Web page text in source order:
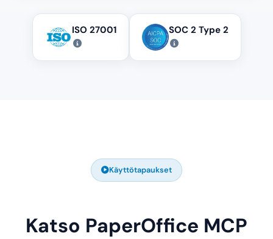
ISO 27001 SOC 2 Type 2
Käyttötapaukset
Katso PaperOffice MCP